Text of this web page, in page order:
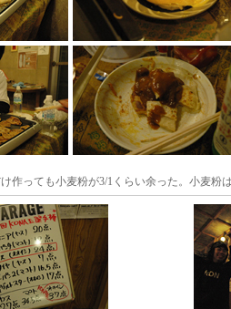
作っても小麦粉が3/1くらい余った。小麦粉